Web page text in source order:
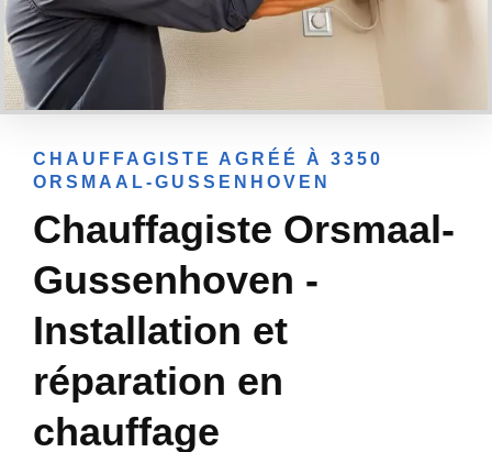
CHAUFFAGISTE AGRÉÉ À 3350
ORSMAAL-GUSSENHOVEN
Chauffagiste Orsmaal-
Gussenhoven -
Installation et
réparation en
chauffage